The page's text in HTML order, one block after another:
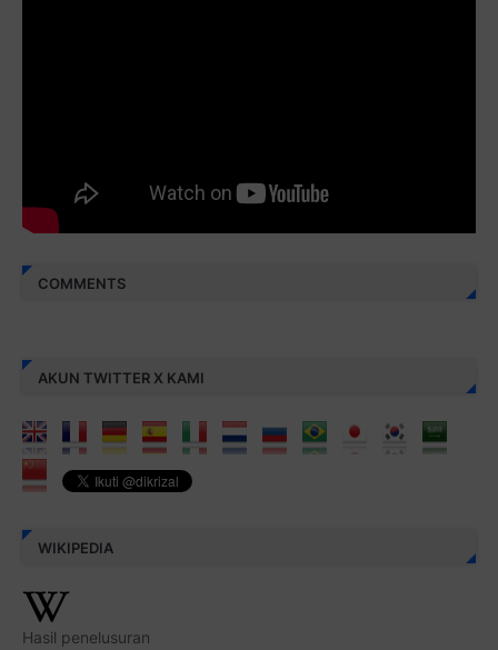
COMMENTS
AKUN TWITTER X KAMI
WIKIPEDIA
Hasil penelusuran